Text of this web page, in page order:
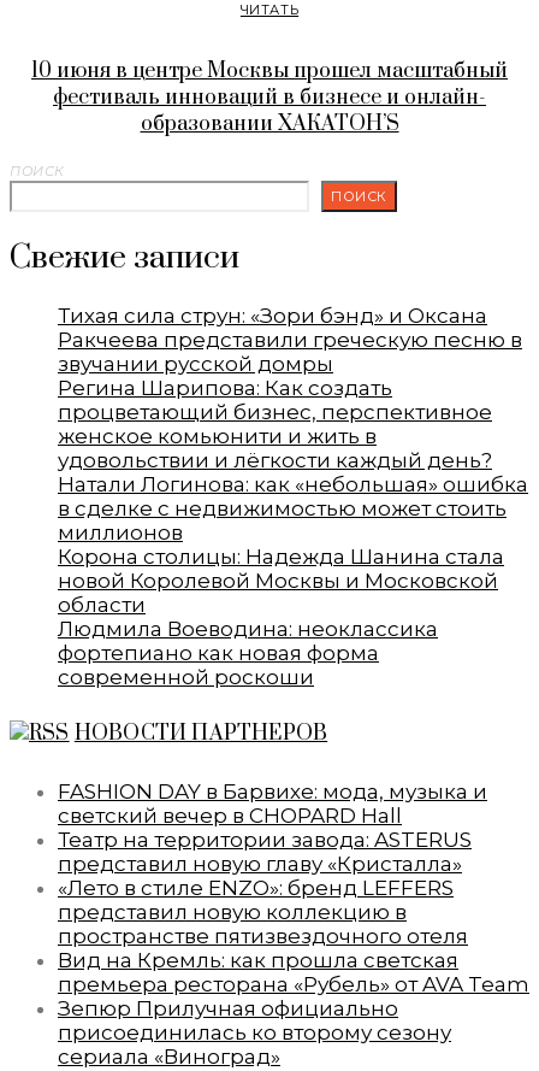
ЧИТАТЬ
10 июня в центре Москвы прошел масштабный
фестиваль инноваций в бизнесе и онлайн-
образовании ХАКАТОН’S
ПОИСК
ПОИСК
Свежие записи
Тихая сила струн: «Зори бэнд» и Оксана
Ракчеева представили греческую песню в
звучании русской домры
Регина Шарипова: Как создать
процветающий бизнес, перспективное
женское комьюнити и жить в
удовольствии и лёгкости каждый день?
Натали Логинова: как «небольшая» ошибка
в сделке с недвижимостью может стоить
миллионов
Корона столицы: Надежда Шанина стала
новой Королевой Москвы и Московской
области
Людмила Воеводина: неоклассика
фортепиано как новая форма
современной роскоши
НОВОСТИ ПАРТНЕРОВ
FASHION DAY в Барвихе: мода, музыка и
светский вечер в CHOPARD Hall
Театр на территории завода: ASTERUS
представил новую главу «Кристалла»
«Лето в стиле ENZO»: бренд LEFFERS
представил новую коллекцию в
пространстве пятизвездочного отеля
Вид на Кремль: как прошла светская
премьера ресторана «Рубель» от AVA Team
Зепюр Прилучная официально
присоединилась ко второму сезону
сериала «Виноград»